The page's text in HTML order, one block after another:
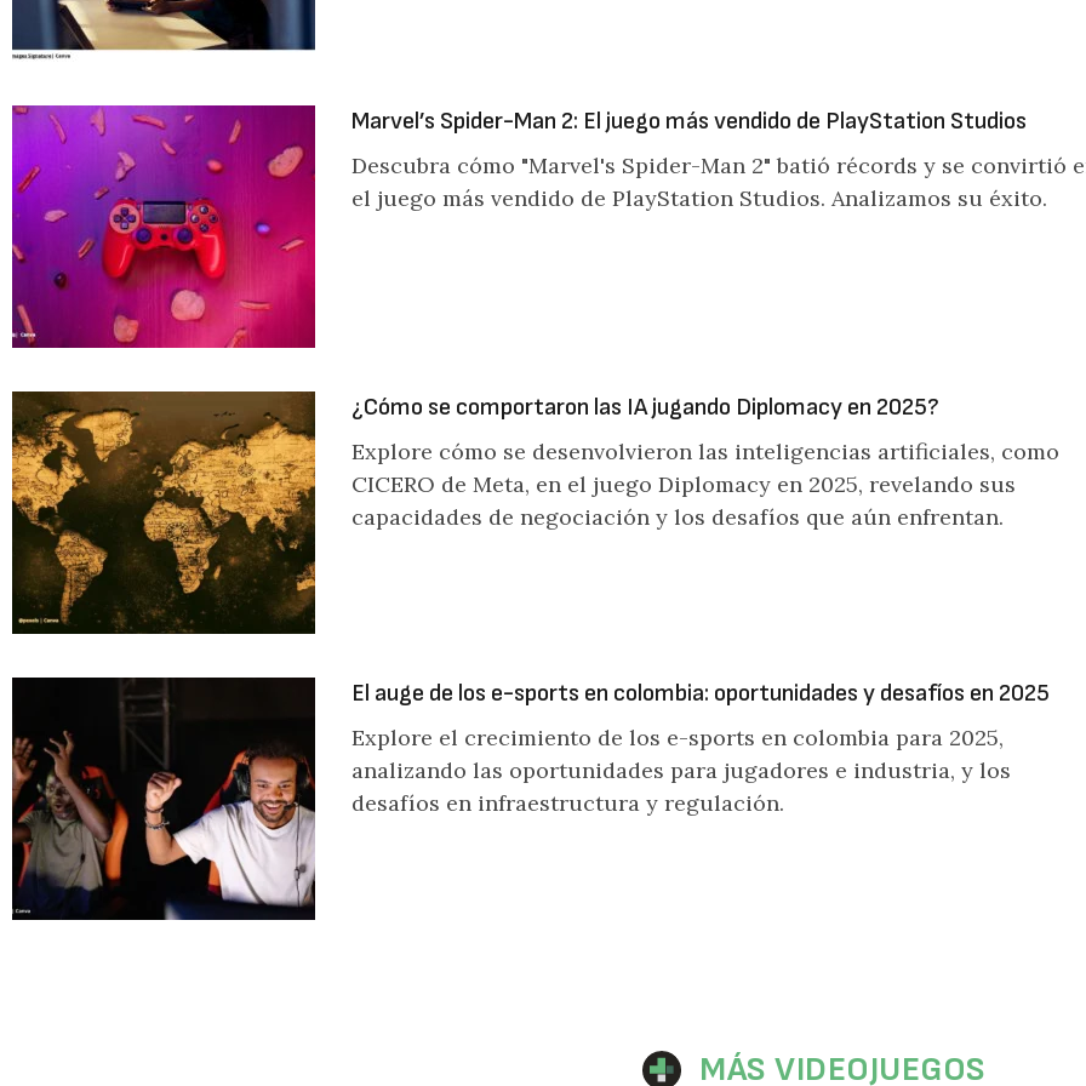
Marvel’s Spider-Man 2: El juego más vendido de PlayStation Studios
Descubra cómo "Marvel's Spider-Man 2" batió récords y se convirtió
el juego más vendido de PlayStation Studios. Analizamos su éxito.
¿Cómo se comportaron las IA jugando Diplomacy en 2025?
Explore cómo se desenvolvieron las inteligencias artificiales, como
CICERO de Meta, en el juego Diplomacy en 2025, revelando sus
capacidades de negociación y los desafíos que aún enfrentan.
El auge de los e-sports en colombia: oportunidades y desafíos en 2025
Explore el crecimiento de los e-sports en colombia para 2025,
analizando las oportunidades para jugadores e industria, y los
desafíos en infraestructura y regulación.
MÁS VIDEOJUEGOS